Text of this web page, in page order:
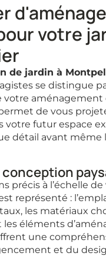
votre
de jardin à
se distingue
votre aménagement
de vous
votre futur espace
détail avant même
conception
précis à l’échelle
représenté :
les matériaux
les éléments
une
et du